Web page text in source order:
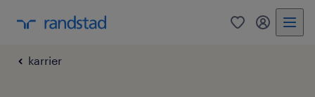
0
karrier